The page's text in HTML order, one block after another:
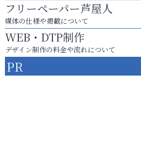
フリーペーパー芦屋人
媒体の仕様や掲載について
WEB・DTP制作
デザイン制作の料金や流れについて
PR